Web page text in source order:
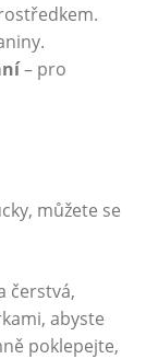
– pro
můžete se
čerstvá,
abyste
poklepejte,